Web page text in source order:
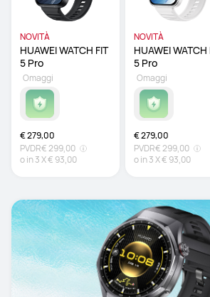
NOVITÀ
HUAWEI WATCH FIT
€ 279,00
PVDR€ 299,00
o in3X€ 93,00
Omaggi
NOVITÀ
HUAWEI WATCH
€ 279,00
PVDR€ 299,00
o in3X€ 93,00
Omaggi